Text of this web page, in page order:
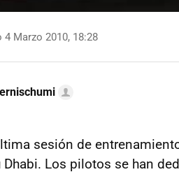
Marzo 2010, 18:28
sesión de
Los pilotos se han